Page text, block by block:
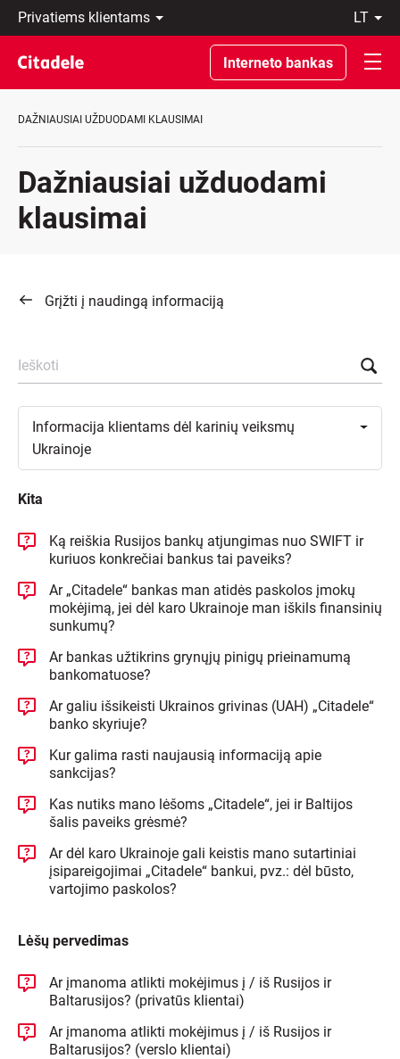
Privatiems
klientams
Verslo
klientams
Private
Apie
REWARDS
lt
LT
EN
Interneto bankas
DAŽNIAUSIAI UŽDUODAMI KLAUSIMAI
Dažniausiai užduodami
klausimai
Grįžti į naudingą informaciją
Ieškoti
Informacija klientams dėl karinių veiksmų
Ukrainoje
Kita
Ką reiškia Rusijos bankų atjungimas nuo SWIFT ir
kuriuos konkrečiai bankus tai paveiks?
Ar „Citadele“ bankas man atidės paskolos įmokų
mokėjimą, jei dėl karo Ukrainoje man iškils finansinių
sunkumų?
Ar bankas užtikrins grynųjų pinigų prieinamumą
bankomatuose?
Ar galiu išsikeisti Ukrainos grivinas (UAH) „Citadele“
banko skyriuje?
Kur galima rasti naujausią informaciją apie
sankcijas?
Kas nutiks mano lėšoms „Citadele“, jei ir Baltijos
šalis paveiks grėsmė?
Ar dėl karo Ukrainoje gali keistis mano sutartiniai
įsipareigojimai „Citadele“ bankui, pvz.: dėl būsto,
vartojimo paskolos?
Lėšų pervedimas
Ar įmanoma atlikti mokėjimus į / iš Rusijos ir
Baltarusijos? (privatūs klientai)
Ar įmanoma atlikti mokėjimus į / iš Rusijos ir
Baltarusijos? (verslo klientai)